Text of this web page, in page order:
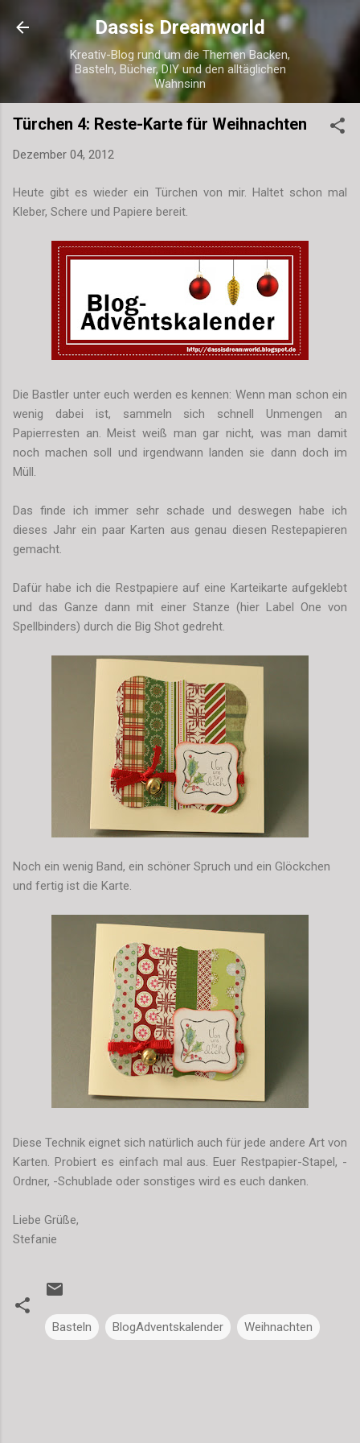
Direkt zum Hauptbereich
Dassis Dreamworld
Kreativ-Blog rund um die Themen Backen,
Basteln, Bücher, DIY und den alltäglichen
Wahnsinn
Türchen 4: Reste-Karte für Weihnachten
Dezember 04, 2012
Heute gibt es wieder ein Türchen von mir. Haltet schon mal
Kleber, Schere und Papiere bereit.
Die Bastler unter euch werden es kennen: Wenn man schon ein
wenig dabei ist, sammeln sich schnell Unmengen an
Papierresten an. Meist weiß man gar nicht, was man damit
noch machen soll und irgendwann landen sie dann doch im
Müll.
Das finde ich immer sehr schade und deswegen habe ich
dieses Jahr ein paar Karten aus genau diesen Restepapieren
gemacht.
Dafür habe ich die Restpapiere auf eine Karteikarte aufgeklebt
und das Ganze dann mit einer Stanze (hier Label One von
Spellbinders) durch die Big Shot gedreht.
Noch ein wenig Band, ein schöner Spruch und ein Glöckchen
und fertig ist die Karte.
Diese Technik eignet sich natürlich auch für jede andere Art von
Karten. Probiert es einfach mal aus. Euer Restpapier-Stapel, -
Ordner, -Schublade oder sonstiges wird es euch danken.
Liebe Grüße,
Stefanie
Basteln BlogAdventskalender Weihnachten